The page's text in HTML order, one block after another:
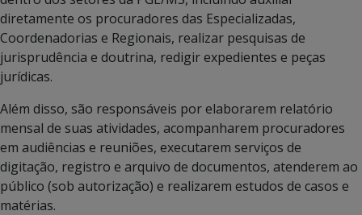
diretamente os procuradores das Especializadas,
Coordenadorias e Regionais, realizar pesquisas de
jurisprudência e doutrina, redigir expedientes e peças
jurídicas.
Além disso, são responsáveis por elaborarem relatório
mensal de suas atividades, acompanharem procuradores
em audiências e reuniões, executarem serviços de
digitação, registro e arquivo de documentos, atenderem ao
público (sob autorização) e realizarem estudos de casos e
matérias.